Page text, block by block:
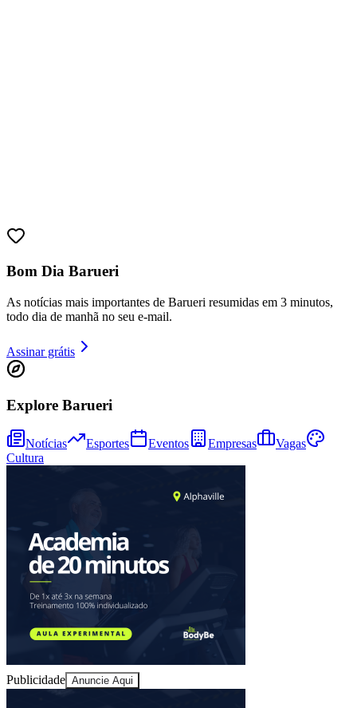
Sport
Bom Dia Barueri
As notícias mais importantes de Barueri resumidas em 3 minutos,
todo dia de manhã no seu e-mail.
Assinar grátis
Explore Barueri
Notícias Esportes Eventos Empresas
Vagas
Cultura
Publicidade Anuncie Aqui